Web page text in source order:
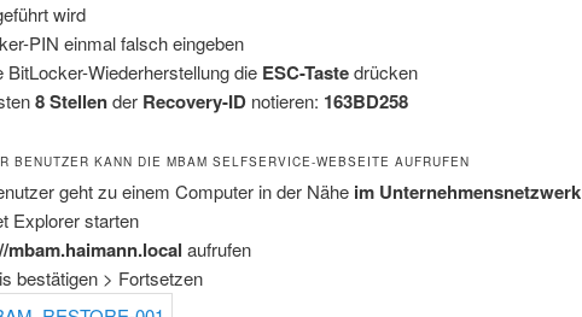
wird
PIN einmal falsch eingeben
BitLocker-Wiederherstellung dieESC-Tastedrücken
8 StellenderRecovery-IDnotieren: 163BD258
BENUTZER KANN DIE MBAM SELFSERVICE-WEBSEITE AUFRUFEN
geht zu einem Computer in der Nähe im Unternehmensnetzwerk
Explorer starten
mbam.haimann.local aufrufen
bestätigen > Fortsetzen